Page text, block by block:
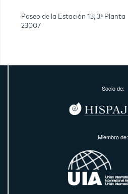
Paseo de la Estación 13, 3ª Planta
23007
Socio de:
Miembro de: